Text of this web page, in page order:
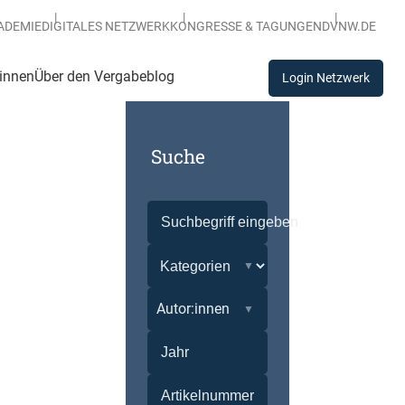
DIGITALES NETZWERKKONGRESSE & TAGUNGENDVNW.DE
Über den Vergabeblog Login Netzwerk
Suche
Autor:innen